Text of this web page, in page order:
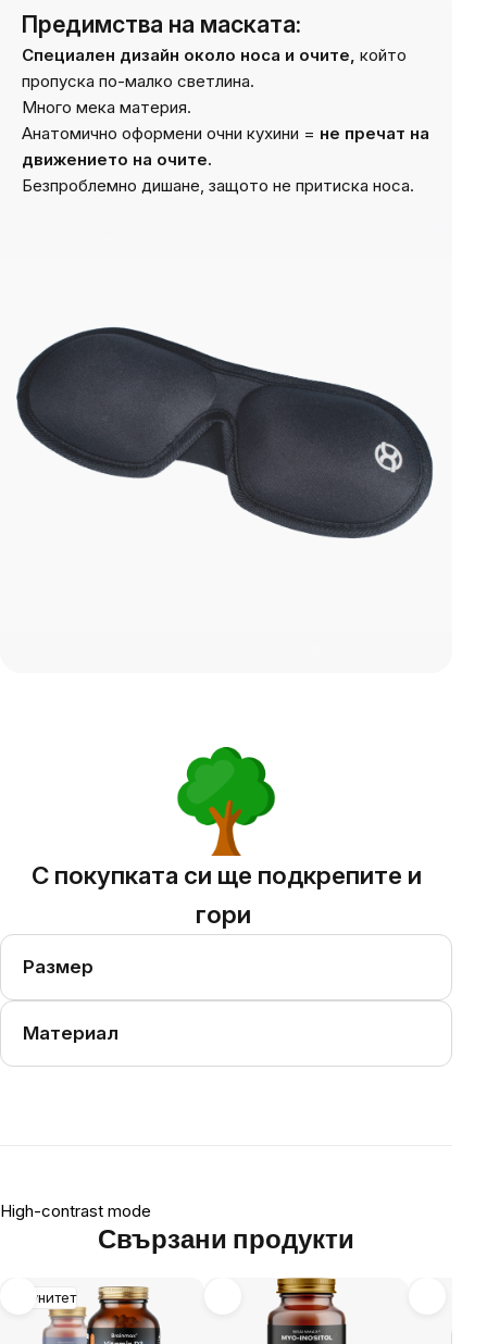
Предимства на маската:
Специален дизайн около носа и очите, който
пропуска по-малко светлина.
Много мека материя.
Анатомично оформени очни кухини = не пречат на
движението на очите.
Безпроблемно дишане, защото не притиска носа.
С покупката си ще подкрепите и
гори
Размер
Материал
High-contrast mode
Свързани продукти
Имунитет